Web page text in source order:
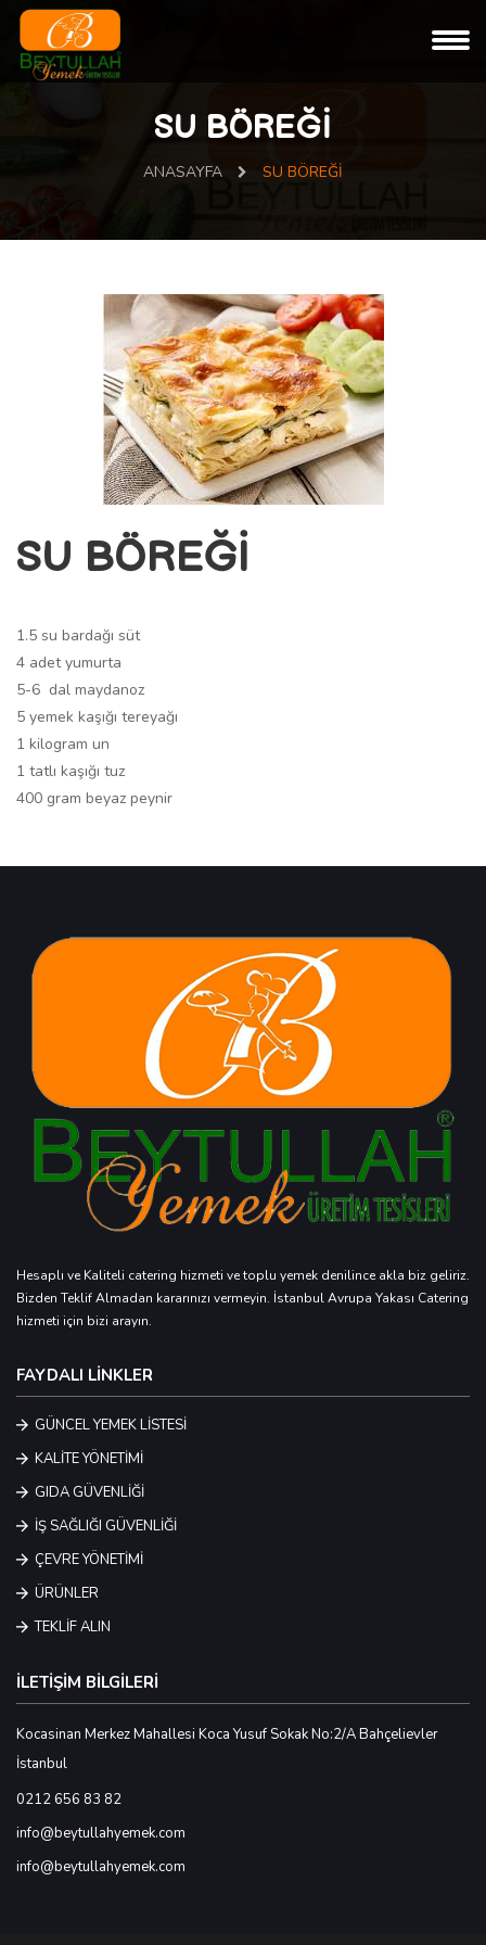
SU BÖREĞİ
ANASAYFA SU BÖREĞİ
SU BÖREĞİ
1.5 su bardağı süt
4 adet yumurta
5-6 dal maydanoz
5 yemek kaşığı tereyağı
1 kilogram un
1 tatlı kaşığı tuz
400 gram beyaz peynir
Hesaplı ve Kaliteli catering hizmeti ve toplu yemek denilince akla biz geliriz.
Bizden Teklif Almadan kararınızı vermeyin. İstanbul Avrupa Yakası Catering
hizmeti için bizi arayın.
FAYDALI LİNKLER
GÜNCEL YEMEK LİSTESİ
KALİTE YÖNETİMİ
GIDA GÜVENLİĞİ
İŞ SAĞLIĞI GÜVENLİĞİ
ÇEVRE YÖNETİMİ
ÜRÜNLER
TEKLİF ALIN
İLETİŞİM BİLGİLERİ
Kocasinan Merkez Mahallesi Koca Yusuf Sokak No:2/A Bahçelievler
İstanbul
0212 656 83 82
info@beytullahyemek.com
info@beytullahyemek.com